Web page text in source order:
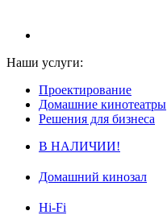
Наши услуги:
Проектирование
Домашние кинотеатры
Решения для бизнеса
В НАЛИЧИИ!
Домашний кинозал
Hi-Fi